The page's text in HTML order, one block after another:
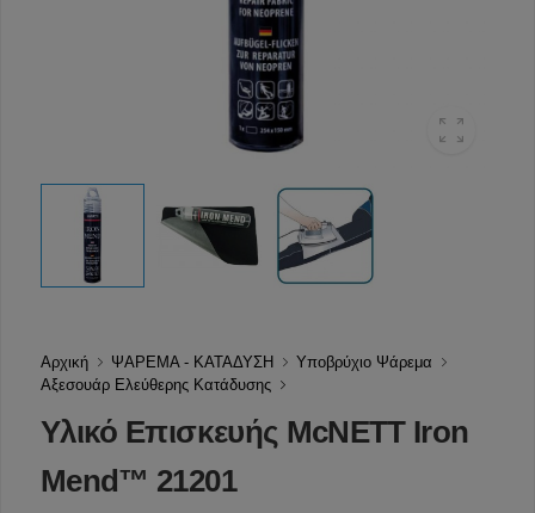
Αρχική ΨΑΡΕΜΑ - ΚΑΤΑΔΥΣΗ
Υποβρύχιο Ψάρεμα
Αξεσουάρ Ελεύθερης Κατάδυσης
Υλικό Επισκευής McNETT Iron
Mend™ 21201